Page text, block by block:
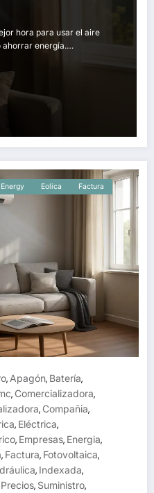
hora para usar el aire
ahorrar energía.…
Energy Eolica
Factura
, Apagón, Batería,
, Comercializadora,
, Compañia,
, Eléctrica,
, Empresas, Energia,
, Factura, Fotovoltaica,
, Indexada,
Precios, Suministro,